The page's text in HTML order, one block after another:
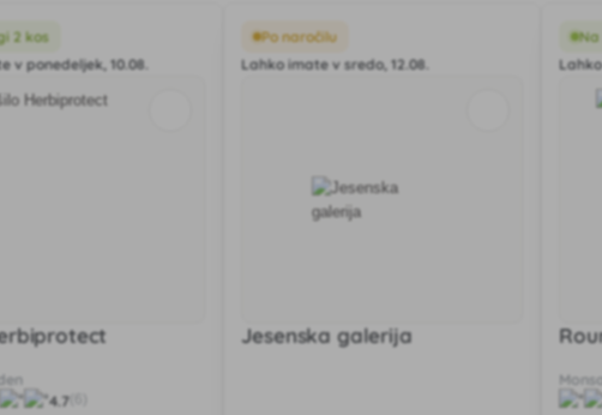
2 kos
v ponedeljek, 10.08.
4.7
Po naročilu
Lahko imate v sredo, 12.08.
Jesenska galerija